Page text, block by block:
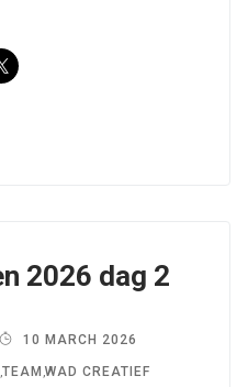
2026 dag 2
10 MARCH 2026
TEAM WAD CREATIEF